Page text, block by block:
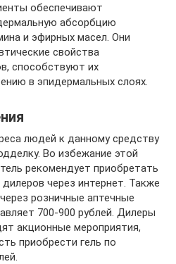
обеспечивают
абсорбцию
и эфирных масел. Они
свойства
способствуют их
в эпидермальных слоях.
людей к данному средству
Во избежание этой
рекомендует приобретать
через интернет. Также
розничные аптечные
700-900 рублей. Дилеры
акционные мероприятия,
приобрести гель по